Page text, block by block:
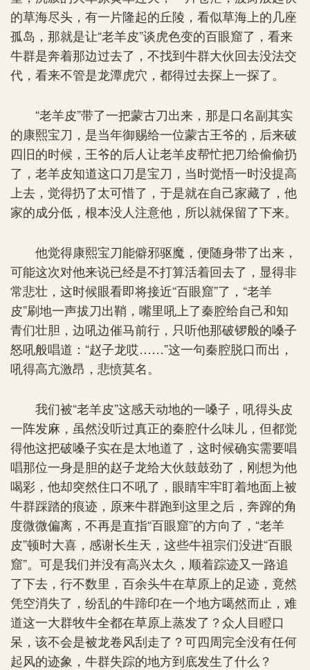
的草海尽头，有一片隆起的丘陵，看似草海上的几座
孤岛，那就是让“老羊皮”谈虎色变的百眼窟了，看来
牛群是奔着那边过去了，不找到牛群大伙回去没法交
代，看来不管是龙潭虎穴，都得过去探上一探了。
“老羊皮”带了一把蒙古刀出来，那是口名副其实
的康熙宝刀，是当年御赐给一位蒙古王爷的，后来破
四旧的时候，王爷的后人让老羊皮帮忙把刀给偷偷扔
了，老羊皮知道这口刀是宝刀，当时觉悟一时没提高
上去，觉得扔了太可惜了，于是就在自己家藏了，他
家的成分低，根本没人注意他，所以就保留了下来。
他觉得康熙宝刀能僻邪驱魔，便随身带了出来，
可能这次对他来说已经是不打算活着回去了，显得非
常悲壮，这时候眼看即将接近“百眼窟”了，“老羊
皮”刷地一声拔刀出鞘，嘴里吼上了秦腔给自己和知
青们壮胆，边吼边催马前行，只听他那破锣般的嗓子
怒吼般唱道：“赵子龙哎……”这一句秦腔脱口而出，
吼得高亢激昂，悲愤莫名。
我们被“老羊皮”这感天动地的一嗓子，吼得头皮
一阵发麻，虽然没听过真正的秦腔什么味儿，但都觉
得他这把破嗓子实在是太地道了，这时候确实需要唱
唱那位一身是胆的赵子龙给大伙鼓鼓劲了，刚想为他
喝彩，他却突然住口不吼了，眼睛牢牢盯着地面上被
牛群踩踏的痕迹，原来牛群跑到这里之后，奔蹿的角
度微微偏离，不再是直指“百眼窟”的方向了，“老羊
皮”顿时大喜，感谢长生天，这些牛祖宗们没进“百眼
窟”。可是我们并没有高兴太久，顺着踪迹又一路追
了下去，行不数里，百余头牛在草原上的足迹，竟然
凭空消失了，纷乱的牛蹄印在一个地方噶然而止，难
道这一大群牧牛全都在草原上蒸发了？众人目瞪口
呆，该不会是被龙卷风刮走了？可四周完全没有任何
起风的迹象，牛群失踪的地方到底发生了什么？